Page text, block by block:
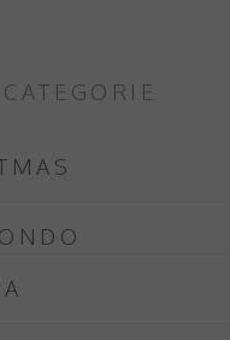
CATEGORIE